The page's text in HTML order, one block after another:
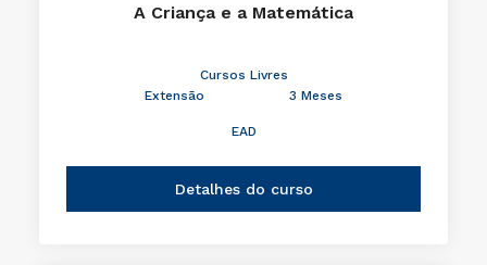
A Criança e a Matemática
Cursos Livres
Extensão
3 Meses
EAD
Detalhes do curso